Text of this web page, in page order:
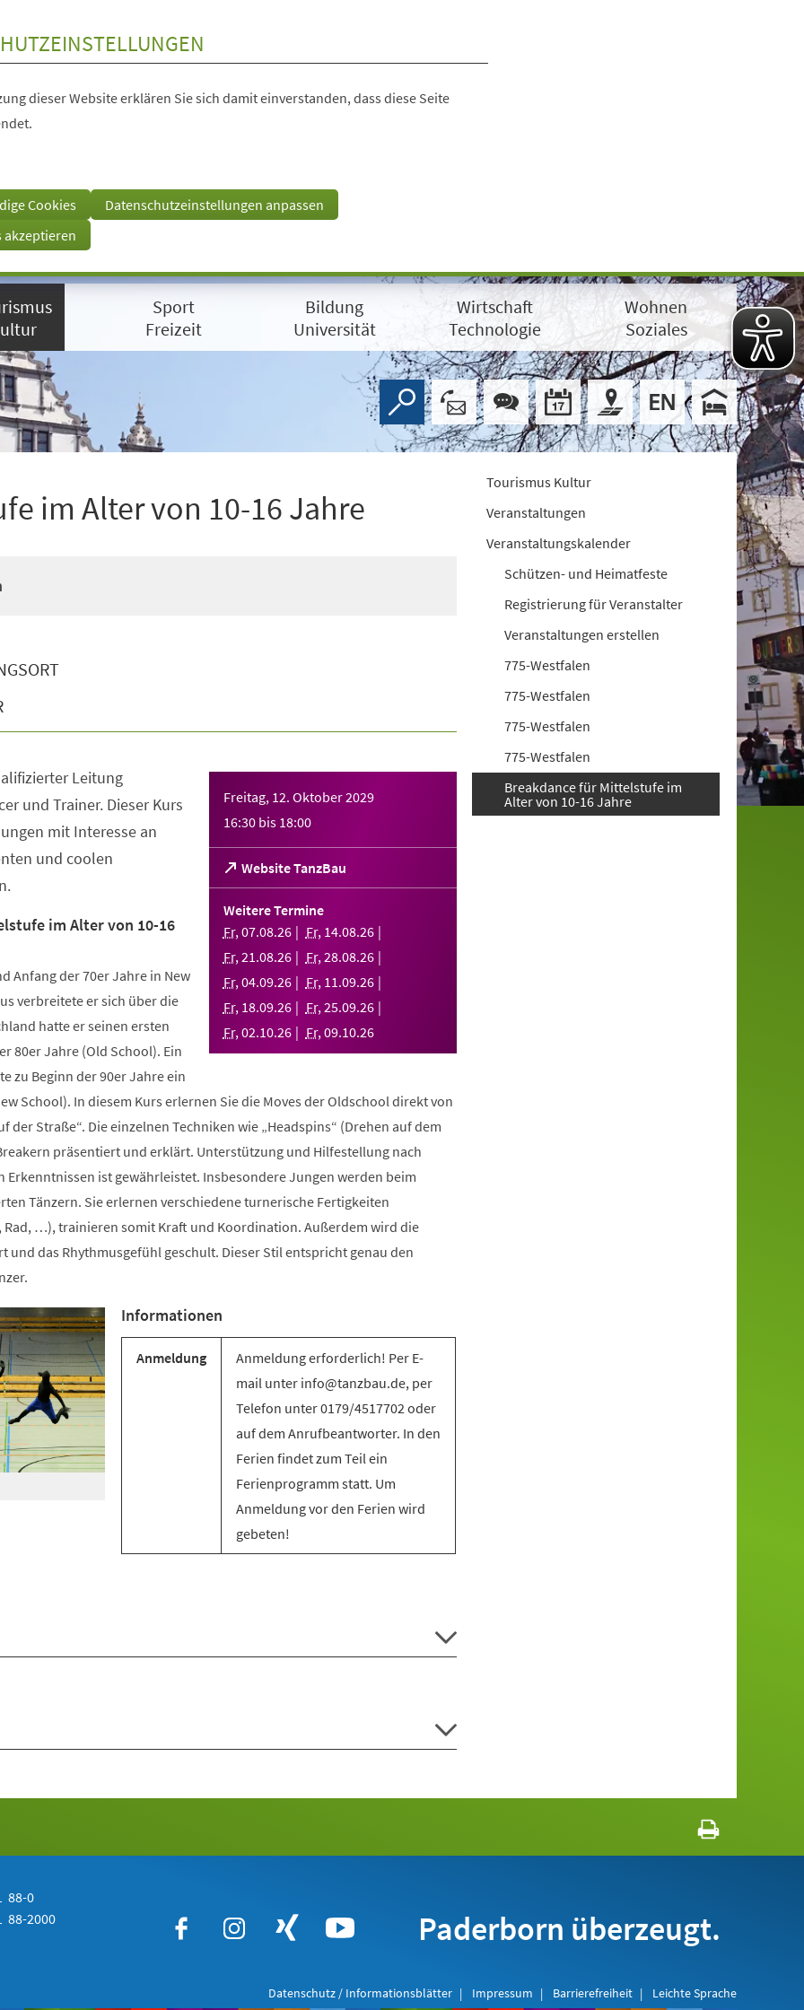
dieser Website erklären Sie sich damit einverstanden, dass diese Seite
Cookies
Datenschutzeinstellungen anpassen
akzeptieren
Sport
Freizeit
Bildung
Universität
Wirtschaft
Technologie
Wohnen
Soziales
im Alter von 10-16 Jahre
Freitag, 12. Oktober 2029
16:30 bis 18:00
Website TanzBau
(Öffnet
in
einem
Tab)
Weitere Termine
Fr,07.08.26 Fr, 14.08.26
Fr,21.08.26 Fr,28.08.26
Fr,04.09.26 Fr, 11.09.26
Fr, 18.09.26 Fr,25.09.26
Fr,02.10.26 Fr,09.10.26
Leitung
und Trainer. Dieser Kurs
mit Interesse an
und coolen
im Alter von 10-16
Anfang der 70er Jahre in New
verbreitete er sich über die
hatte er seinen ersten
80er Jahre (Old School). Ein
zu Beginn der 90er Jahre ein
School). In diesem Kurs erlernen Sie die Moves der Oldschool direkt von
der Straße“. Die einzelnen Techniken wie „Headspins“ (Drehen auf dem
präsentiert und erklärt. Unterstützung und Hilfestellung nach
ist gewährleistet. Insbesondere Jungen werden beim
Tänzern. Sie erlernen verschiedene turnerische Fertigkeiten
Rad, …), trainieren somit Kraft und Koordination. Außerdem wird die
und das Rhythmusgefühl geschult. Dieser Stil entspricht genau den
Informationen
Anmeldung
Anmeldung erforderlich! Per E-
mail unter info@tanzbau.de, per
Telefon unter 0179/4517702 oder
auf dem Anrufbeantworter. In den
Ferien findet zum Teil ein
Ferienprogramm statt. Um
Anmeldung vor den Ferien wird
gebeten!
Tourismus Kultur
Veranstaltungen
Veranstaltungskalender
Schützen- und Heimatfeste
Registrierung für Veranstalter
Veranstaltungen erstellen
775-Westfalen
775-Westfalen
775-Westfalen
775-Westfalen
Breakdance für Mittelstufe im
Alter von 10-16 Jahre
88-0
88-2000 Paderborn überzeugt.
Datenschutz / Informationsblätter Impressum Barrierefreiheit Leichte Sprache